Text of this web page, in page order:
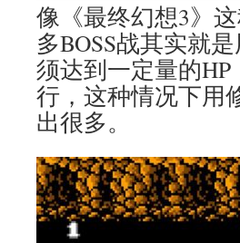
像《最终幻想3》
多BOSS战其实就
须达到一定量的
行，这种情况下用
出很多。